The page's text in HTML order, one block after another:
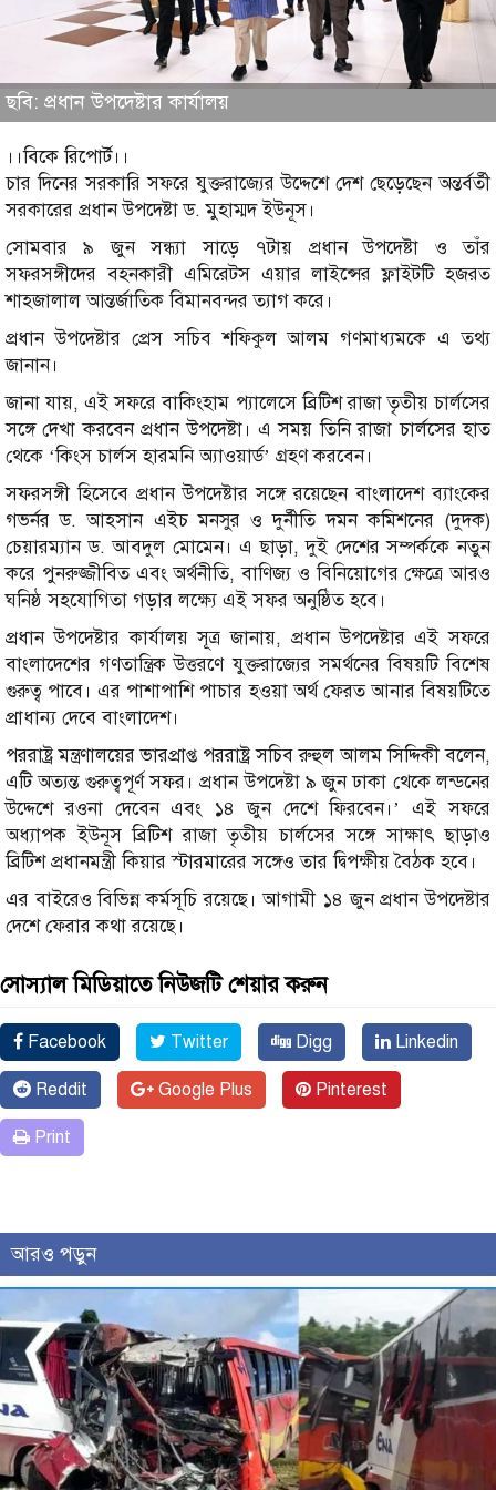
ছবি: প্রধান উপদেষ্টার কার্যালয়
।।বিকে রিপোর্ট।।
চার দিনের সরকারি সফরে যুক্তরাজ্যের উদ্দেশে দেশ ছেড়েছেন অন্তর্বর্তী
সরকারের প্রধান উপদেষ্টা ড. মুহাম্মদ ইউনূস।
সোমবার ৯ জুন সন্ধ্যা সাড়ে ৭টায় প্রধান উপদেষ্টা ও তাঁর
সফরসঙ্গীদের বহনকারী এমিরেটস এয়ার লাইন্সের ফ্লাইটটি হজরত
শাহজালাল আন্তর্জাতিক বিমানবন্দর ত্যাগ করে।
প্রধান উপদেষ্টার প্রেস সচিব শফিকুল আলম গণমাধ্যমকে এ তথ্য
জানান।
জানা যায়, এই সফরে বাকিংহাম প্যালেসে ব্রিটিশ রাজা তৃতীয় চার্লসের
সঙ্গে দেখা করবেন প্রধান উপদেষ্টা। এ সময় তিনি রাজা চার্লসের হাত
থেকে ‘কিংস চার্লস হারমনি অ্যাওয়ার্ড’ গ্রহণ করবেন।
সফরসঙ্গী হিসেবে প্রধান উপদেষ্টার সঙ্গে রয়েছেন বাংলাদেশ ব্যাংকের
গভর্নর ড. আহসান এইচ মনসুর ও দুর্নীতি দমন কমিশনের (দুদক)
চেয়ারম্যান ড. আবদুল মোমেন। এ ছাড়া, দুই দেশের সম্পর্ককে নতুন
করে পুনরুজ্জীবিত এবং অর্থনীতি, বাণিজ্য ও বিনিয়োগের ক্ষেত্রে আরও
ঘনিষ্ঠ সহযোগিতা গড়ার লক্ষ্যে এই সফর অনুষ্ঠিত হবে।
প্রধান উপদেষ্টার কার্যালয় সূত্র জানায়, প্রধান উপদেষ্টার এই সফরে
বাংলাদেশের গণতান্ত্রিক উত্তরণে যুক্তরাজ্যের সমর্থনের বিষয়টি বিশেষ
গুরুত্ব পাবে। এর পাশাপাশি পাচার হওয়া অর্থ ফেরত আনার বিষয়টিতে
প্রাধান্য দেবে বাংলাদেশ।
পররাষ্ট্র মন্ত্রণালয়ের ভারপ্রাপ্ত পররাষ্ট্র সচিব রুহুল আলম সিদ্দিকী বলেন,
এটি অত্যন্ত গুরুত্বপূর্ণ সফর। প্রধান উপদেষ্টা ৯ জুন ঢাকা থেকে লন্ডনের
উদ্দেশে রওনা দেবেন এবং ১৪ জুন দেশে ফিরবেন।’ এই সফরে
অধ্যাপক ইউনূস ব্রিটিশ রাজা তৃতীয় চার্লসের সঙ্গে সাক্ষাৎ ছাড়াও
ব্রিটিশ প্রধানমন্ত্রী কিয়ার স্টারমারের সঙ্গেও তার দ্বিপক্ষীয় বৈঠক হবে।
এর বাইরেও বিভিন্ন কর্মসূচি রয়েছে। আগামী ১৪ জুন প্রধান উপদেষ্টার
দেশে ফেরার কথা রয়েছে।
সোস্যাল মিডিয়াতে নিউজটি শেয়ার করুন
Facebook Twitter Digg Linkedin
Reddit Google Plus Pinterest
Print
আরও পড়ুন